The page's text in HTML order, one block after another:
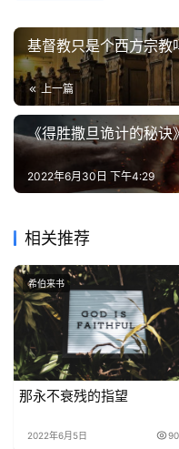
基督教只是个西方宗
上一篇
2022年6月30日 下午4:29
相关推荐
希伯来书
那永不衰残的指望
2022年6月5日